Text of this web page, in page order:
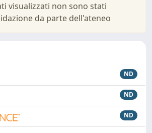
visualizzati non sono stati
da parte dell'ateneo
ND
ND
ND